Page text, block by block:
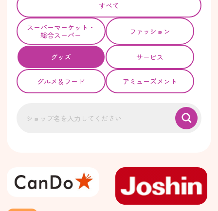
すべて
スーパーマーケット・
総合スーパー
ファッション
グッズ サービス
グルメ＆フード アミューズメント